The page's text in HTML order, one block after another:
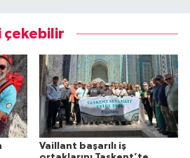
çekebilir
Vaillant başarılı iş